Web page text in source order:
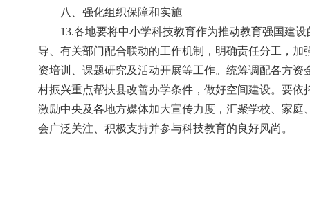
八、强化组织保障和实施
13.各地要将中小学科技教育作为推动教育强国建
导、有关部门配合联动的工作机制，明确责任分工，
资培训、课题研究及活动开展等工作。统筹调配各方
村振兴重点帮扶县改善办学条件，做好空间建设。要
激励中央及各地方媒体加大宣传力度，汇聚学校、家
会广泛关注、积极支持并参与科技教育的良好风尚。